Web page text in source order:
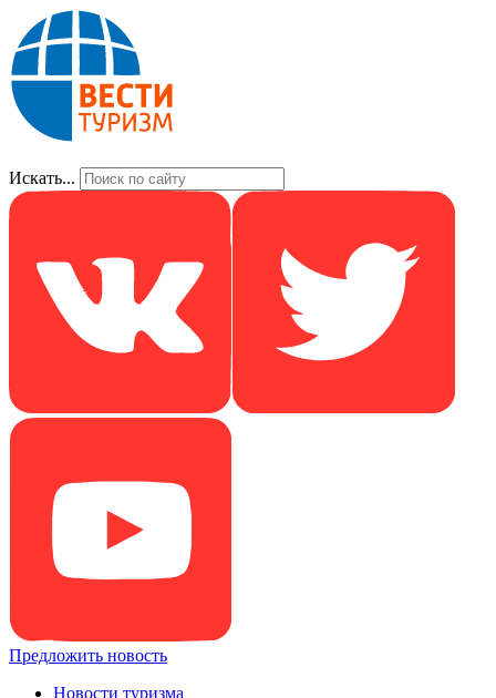
Искать...
Предложить новость
Новости туризма